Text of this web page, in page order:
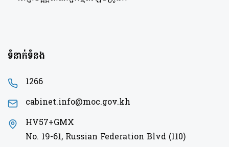
ទំនាក់ទំនង
1266
cabinet.info@moc.gov.kh
HV57+GMX
No. 19-61, Russian Federation Blvd (110)